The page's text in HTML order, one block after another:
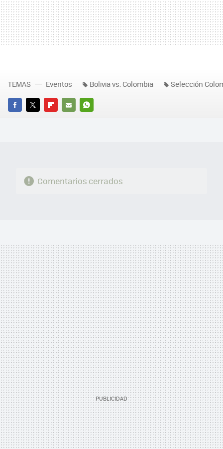
FACEBOOK
TWITTERFLIPBOARD
E-
WHATSAPP
TEMAS Eventos Bolivia vs. Colombia Selección
Comentarios cerrados